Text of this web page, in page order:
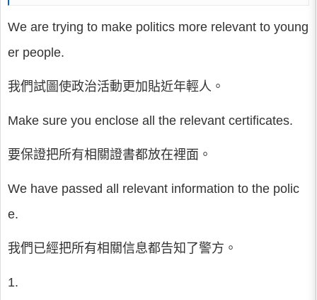
We are trying to make politics more relevant to young
er people.
我們試圖使政治活動更加貼近年輕人。
Make sure you enclose all the relevant certificates.
要保證把所有相關證書都放在裡面。
We have passed all relevant information to the polic
e.
我們已經把所有相關信息都告知了警方。
1.